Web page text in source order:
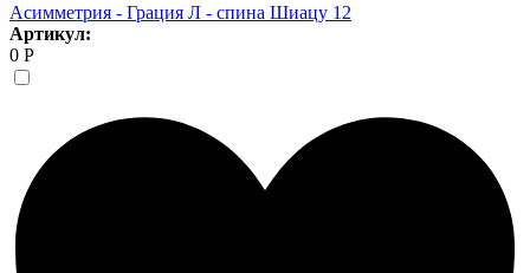
Асимметрия - Грация Л - спина Шиацу 12
Артикул:
0 Р